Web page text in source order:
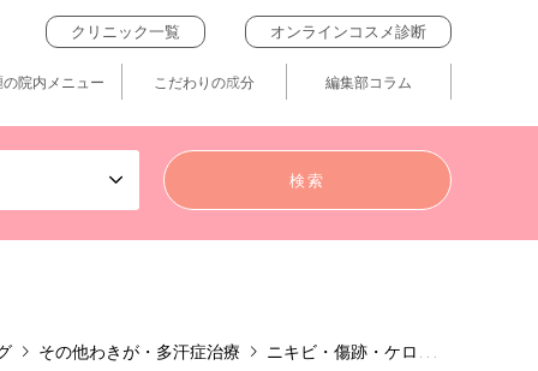
クリニック一覧 オンラインコスメ診断
院内メニュー こだわりの成分 編集部コラム
その他わきが・多汗症治療 ニキビ・傷跡・ケロイド